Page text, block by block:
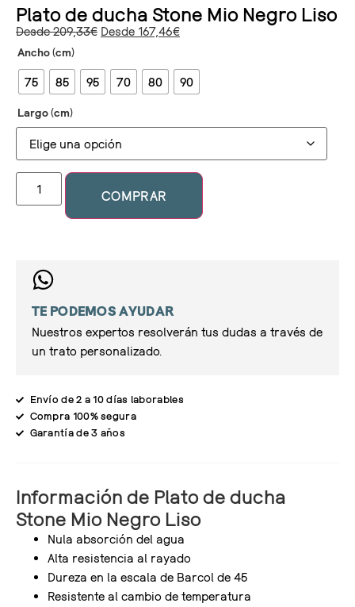
Plato de ducha Stone Mio Negro Liso
Desde209,33€ Desde 167,46€
Ancho (cm)
75 85 95 70 80 90
Largo (cm)
COMPRAR
TE PODEMOS AYUDAR
Nuestros expertos resolverán tus dudas a través de
un trato personalizado.
Envío de 2 a 10 días laborables
Compra 100% segura
Garantía de 3 años
Información de Plato de ducha
Stone Mio Negro Liso
Nula absorción del agua
Alta resistencia al rayado
Dureza en la escala de Barcol de 45
Resistente al cambio de temperatura